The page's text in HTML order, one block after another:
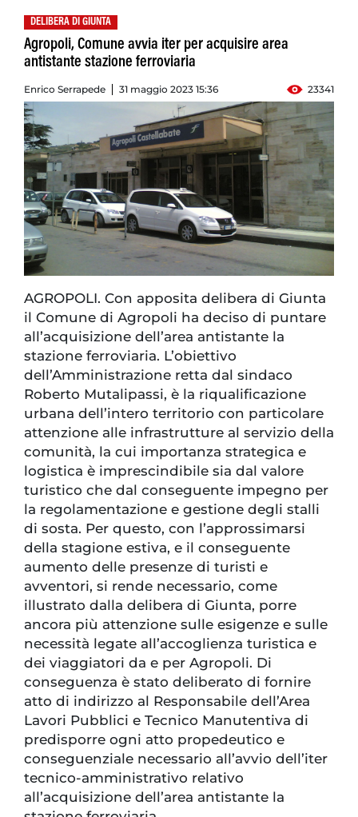
DELIBERA DI GIUNTA
Agropoli, Comune avvia iter per acquisire area
antistante stazione ferroviaria
Enrico Serrapede 31 maggio 2023 15:36 23341
AGROPOLI. Con apposita delibera di Giunta
il Comune di Agropoli ha deciso di puntare
all’acquisizione dell’area antistante la
stazione ferroviaria. L’obiettivo
dell’Amministrazione retta dal sindaco
Roberto Mutalipassi, è la riqualificazione
urbana dell’intero territorio con particolare
attenzione alle infrastrutture al servizio della
comunità, la cui importanza strategica e
logistica è imprescindibile sia dal valore
turistico che dal conseguente impegno per
la regolamentazione e gestione degli stalli
di sosta. Per questo, con l’approssimarsi
della stagione estiva, e il conseguente
aumento delle presenze di turisti e
avventori, si rende necessario, come
illustrato dalla delibera di Giunta, porre
ancora più attenzione sulle esigenze e sulle
necessità legate all’accoglienza turistica e
dei viaggiatori da e per Agropoli. Di
conseguenza è stato deliberato di fornire
atto di indirizzo al Responsabile dell’Area
Lavori Pubblici e Tecnico Manutentiva di
predisporre ogni atto propedeutico e
conseguenziale necessario all’avvio dell’iter
tecnico-amministrativo relativo
all’acquisizione dell’area antistante la